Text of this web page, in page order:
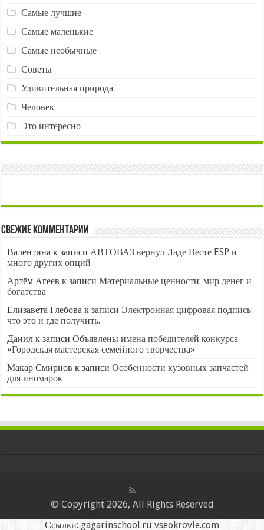
Самые лучшие
Самые маленькие
Самые необычные
Советы
Удивительная природа
Человек
Это интересно
Свежие комментарии
Валентина к записи АВТОВАЗ вернул Ладе Весте ESP и
много других опций
Артём Агеев к записиМатериальные ценности: мир денег и
богатства
Елизавета Глебова к записи Электронная цифровая подпись:
что это и где получить.
Данил к записиОбъявлены имена победителей конкурса
«Городская мастерская семейного творчества»
Макар Смирнов к записиОсобенности кузовных запчастей
для иномарок
© Copyright 2026, All Rights Reserved
Ссылки: gagarinschool.ru vseokrovle.com